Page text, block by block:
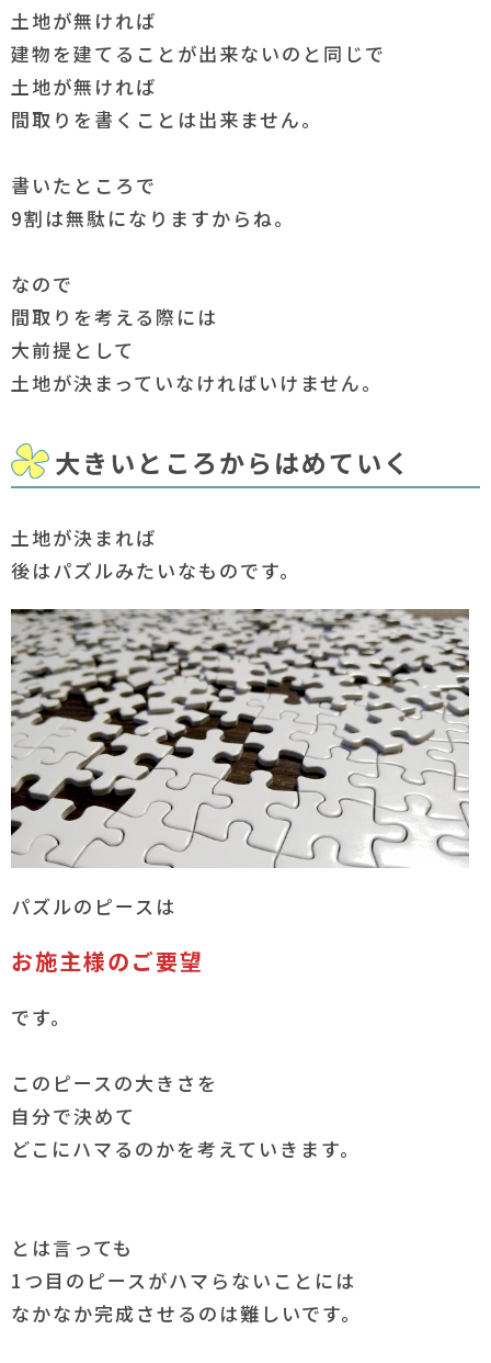
土地が無ければ
建物を建てることが出来ないのと同じで
土地が無ければ
間取りを書くことは出来ません。
書いたところで
9割は無駄になりますからね。
なので
間取りを考える際には
大前提として
土地が決まっていなければいけません。
大きいところからはめていく
土地が決まれば
後はパズルみたいなものです。
パズルのピースは
お施主様のご要望
です。
このピースの大きさを
自分で決めて
どこにハマるのかを考えていきます。
とは言っても
1つ目のピースがハマらないことには
なかなか完成させるのは難しいです。